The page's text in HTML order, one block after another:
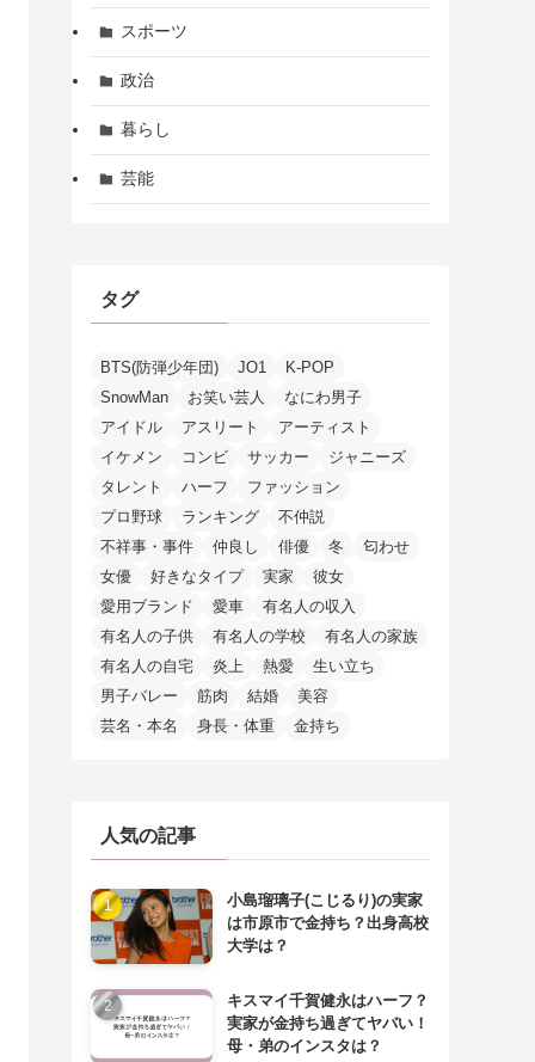
スポーツ
政治
暮らし
芸能
タグ
BTS(防弾少年団) JO1
K-POP
SnowMan
お笑い芸人
なにわ男子
アイドル
アスリート
アーティスト
イケメン
コンビ サッカー
ジャニーズ
タレント
ハーフ
ファッション
プロ野球
ランキング
不仲説
不祥事・事件
仲良し 俳優 冬
匂わせ
女優
好きなタイプ 実家
彼女
愛用ブランド
愛車
有名人の収入
有名人の子供
有名人の学校
有名人の家族
有名人の自宅
炎上 熱愛
生い立ち
男子バレー
筋肉 結婚
美容
芸名・本名
身長・体重 金持ち
人気の記事
小島瑠璃子(こじるり)の実家
は市原市で金持ち？出身高校
大学は？
キスマイ千賀健永はハーフ？
実家が金持ち過ぎてヤバい！
母・弟のインスタは？